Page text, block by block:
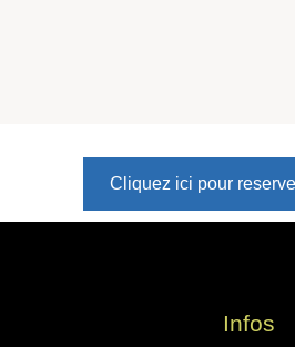
Cliquez ici pour
Infos